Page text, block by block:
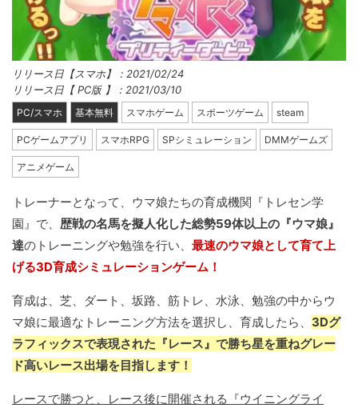
リリース日【スマホ】：2021/02/24
リリース日【 PC版 】：2021/03/10
PC/スマホ 基本無料 スマホゲーム スポーツゲーム steam
PCゲームアプリ スマホRPG SPシミュレーション DMMゲームズ
アニメゲーム
トレーナーとなって、ウマ娘たちの育成機関『トレセン学
園』で、 歴戦の名馬を擬人化した総勢59体以上の『ウマ娘』
達のトレーニングや勉強を行い、 最速のウマ娘として育て上
げる3D育成シミュレーションゲーム！
育成は、芝、ダート、坂路、筋トレ、水泳、勉強の中からウ
マ娘に最適なトレーニング方法を選択し、育成したら、 3Dグ
ラフィックスで表現された『レース』で勝ち星を重ねグレー
ド高いレース出場を目指します！
レースで勝つと、レース後に開催される『ウイニングライ